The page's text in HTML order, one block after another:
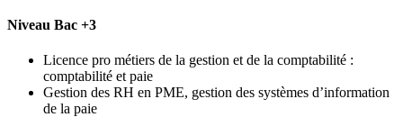
Niveau Bac +3
Licence pro métiers de la gestion et de la comptabilité :
comptabilité et paie
Gestion des RH en PME, gestion des systèmes d’information
de la paie